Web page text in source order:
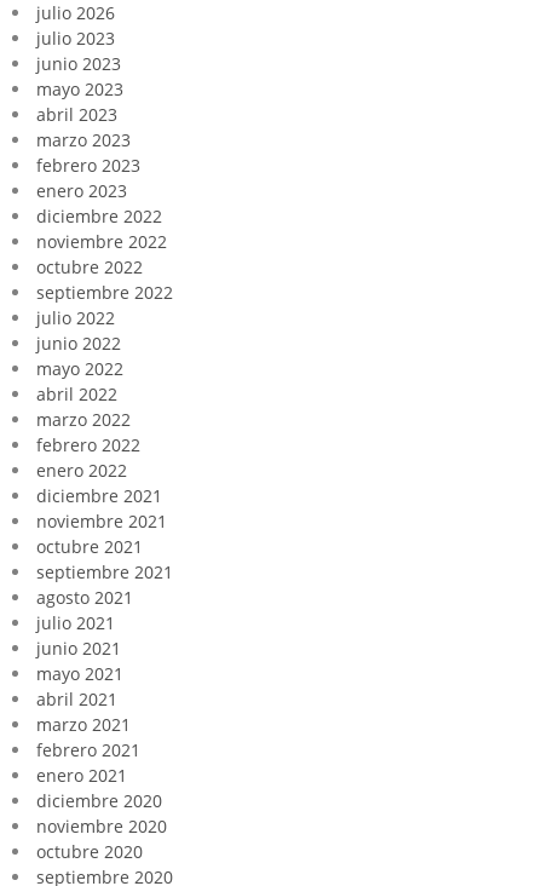
julio 2026
julio 2023
junio 2023
mayo 2023
abril 2023
marzo 2023
febrero 2023
enero 2023
diciembre 2022
noviembre 2022
octubre 2022
septiembre 2022
julio 2022
junio 2022
mayo 2022
abril 2022
marzo 2022
febrero 2022
enero 2022
diciembre 2021
noviembre 2021
octubre 2021
septiembre 2021
agosto 2021
julio 2021
junio 2021
mayo 2021
abril 2021
marzo 2021
febrero 2021
enero 2021
diciembre 2020
noviembre 2020
octubre 2020
septiembre 2020